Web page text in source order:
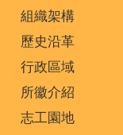
組織架構
歷史沿革
行政區域
所徽介紹
志工園地